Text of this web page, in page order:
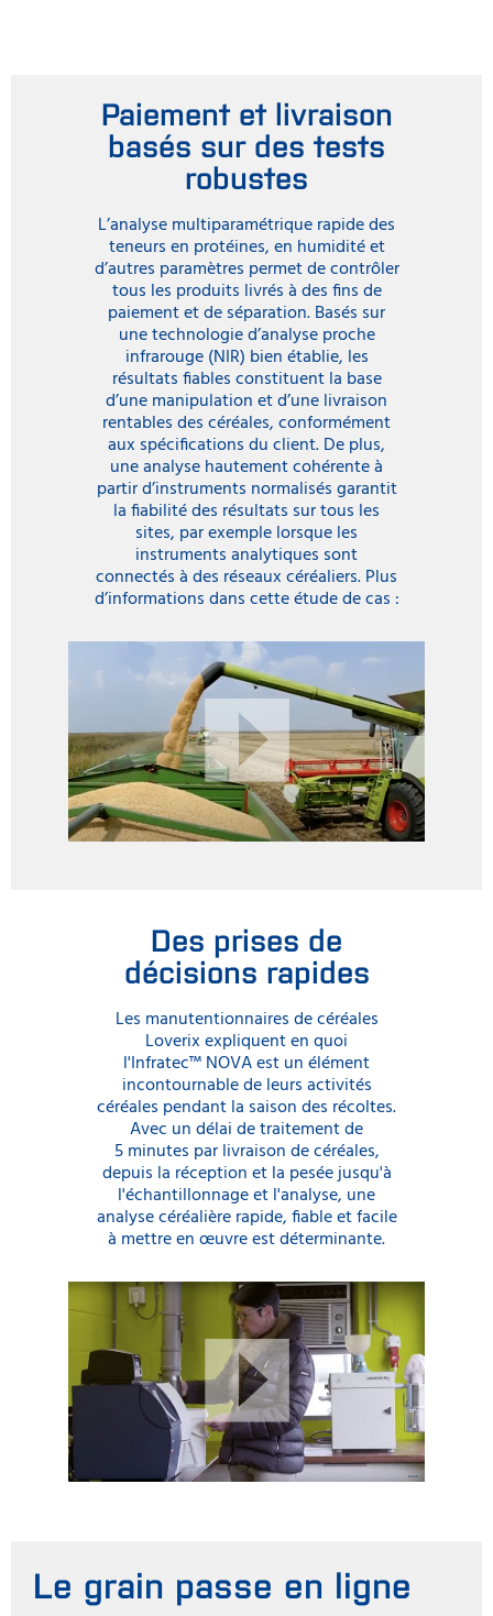
Paiement et livraison
basés sur des tests
robustes
L’analyse multiparamétrique rapide des
teneurs en protéines, en humidité et
d’autres paramètres permet de contrôler
tous les produits livrés à des fins de
paiement et de séparation. Basés sur
une technologie d’analyse proche
infrarouge (NIR) bien établie, les
résultats fiables constituent la base
d’une manipulation et d’une livraison
rentables des céréales, conformément
aux spécifications du client. De plus,
une analyse hautement cohérente à
partir d’instruments normalisés garantit
la fiabilité des résultats sur tous les
sites, par exemple lorsque les
instruments analytiques sont
connectés à des réseaux céréaliers. Plus
d’informations dans cette étude de cas :
Des prises de
décisions rapides
Les manutentionnaires de céréales
Loverix expliquent en quoi
l'Infratec™ NOVA est un élément
incontournable de leurs activités
céréales pendant la saison des récoltes.
Avec un délai de traitement de
5 minutes par livraison de céréales,
depuis la réception et la pesée jusqu'à
l'échantillonnage et l'analyse, une
analyse céréalière rapide, fiable et facile
à mettre en œuvre est déterminante.
Le grain passe en ligne